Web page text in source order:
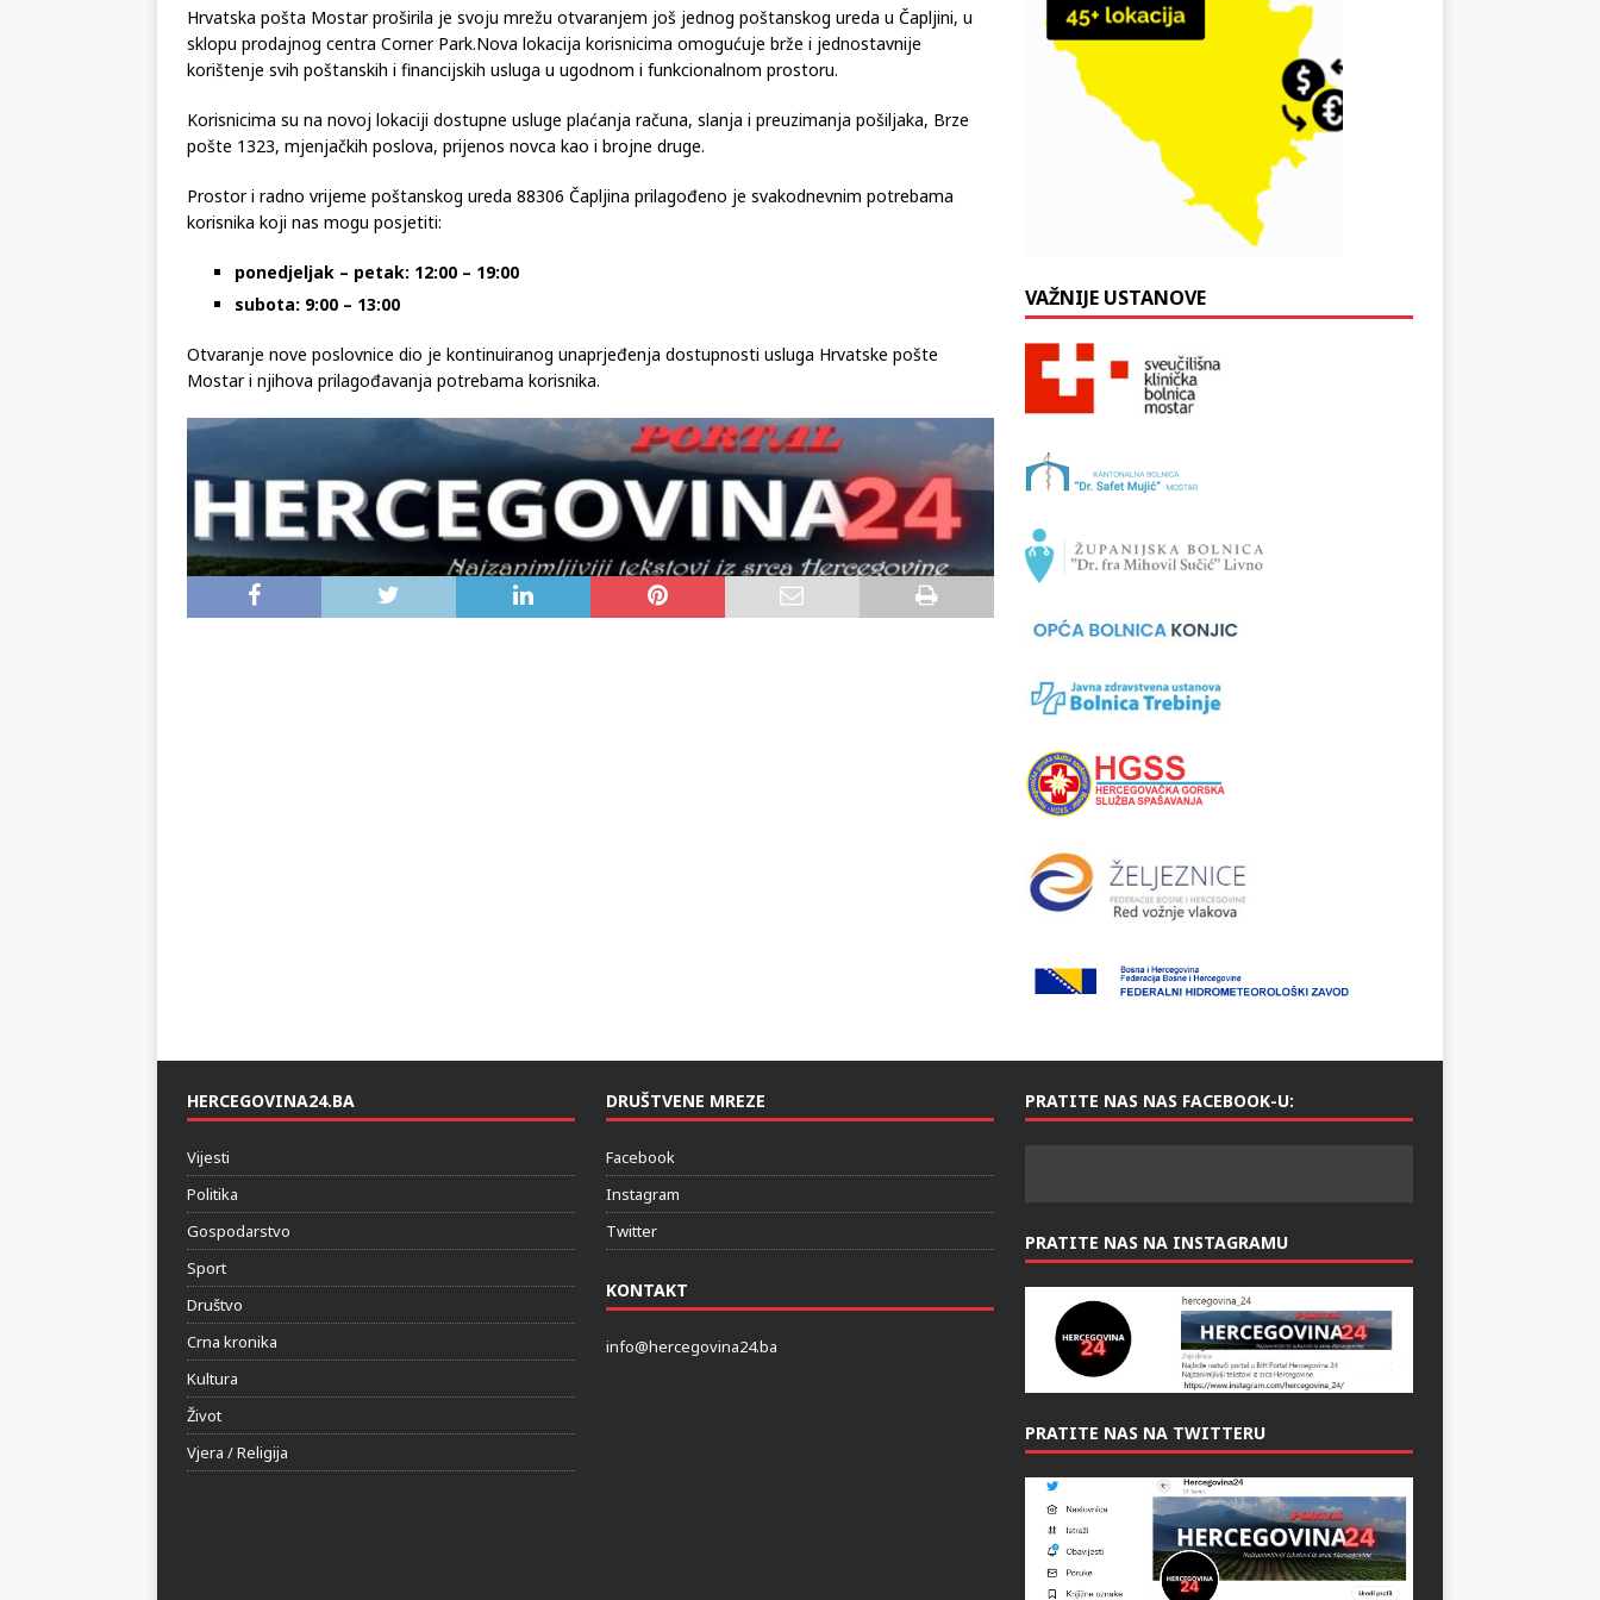
Hrvatska pošta Mostar proširila je svoju mrežu otvaranjem još jednog poštanskog ureda u Čapljini, u
sklopu prodajnog centra Corner Park.Nova lokacija korisnicima omogućuje brže i jednostavnije
korištenje svih poštanskih i financijskih usluga u ugodnom i funkcionalnom prostoru.
Korisnicima su na novoj lokaciji dostupne usluge plaćanja računa, slanja i preuzimanja pošiljaka, Brze
pošte 1323, mjenjačkih poslova, prijenos novca kao i brojne druge.
Prostor i radno vrijeme poštanskog ureda 88306 Čapljina prilagođeno je svakodnevnim potrebama
korisnika koji nas mogu posjetiti:
ponedjeljak – petak: 12:00 – 19:00
subota: 9:00 – 13:00
Otvaranje nove poslovnice dio je kontinuiranog unaprjeđenja dostupnosti usluga Hrvatske pošte
Mostar i njihova prilagođavanja potrebama korisnika.
VAŽNIJE USTANOVE
HERCEGOVINA24.BA
Vijesti
Politika
Gospodarstvo
Sport
Društvo
Crna kronika
Kultura
Život
Vjera / Religija
DRUŠTVENE MREZE
Facebook
Instagram
Twitter
KONTAKT
info@hercegovina24.ba
PRATITE NAS NAS FACEBOOK-U:
PRATITE NAS NA INSTAGRAMU
PRATITE NAS NA TWITTERU